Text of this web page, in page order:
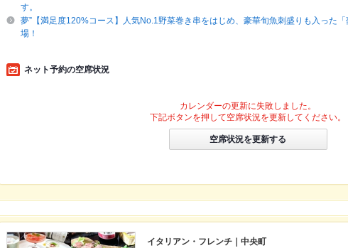
す。
夢”【満足度120%コース】人気No.1野菜巻き串をはじめ、豪華旬魚刺盛りも入った「
場！
ネット予約の空席状況
カレンダーの更新に失敗しました。
下記ボタンを押して空席状況を更新してください。
空席状況を更新する
イタリアン・フレンチ｜中央町